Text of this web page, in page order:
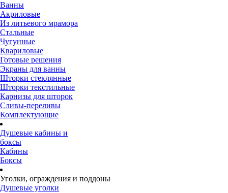
Ванны
Акриловые
Из литьевого мрамора
Стальные
Чугунные
Квариловые
Готовые решения
Экраны для ванны
Шторки стеклянные
Шторки текстильные
Карнизы для шторок
Сливы-переливы
Комплектующие
Душевые кабины и
боксы
Кабины
Боксы
Уголки, ограждения и поддоны
Душевые уголки